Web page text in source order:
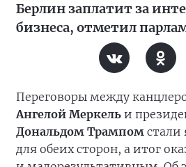
Берлин заплатит за
бизнеса, отметил
Переговоры между
Ангелой Меркель и
Дональдом Трампом стали
для обеих сторон, а итог